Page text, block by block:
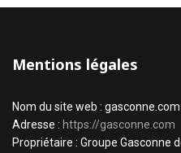
Mentions légales
Nom du site web : gasconne.com
Adresse : https://gasconne.com
Propriétaire : Groupe Gasconne